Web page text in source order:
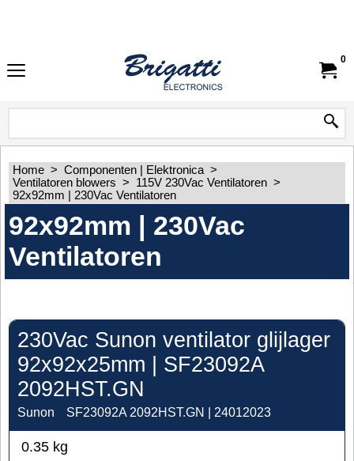
0
Home > Componenten | Elektronica >
Ventilatoren blowers > 115V 230Vac Ventilatoren >
92x92mm | 230Vac Ventilatoren
92x92mm | 230Vac
Ventilatoren
230Vac Sunon ventilator glijlager
92x92x25mm | SF23092A
2092HST.GN
Sunon SF23092A 2092HST.GN | 24012023
0.35 kg